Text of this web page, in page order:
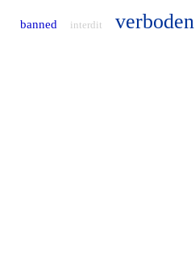
banned interdit verboden